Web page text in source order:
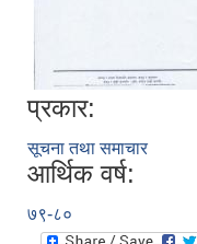
प्रकार:
सूचना तथा समाचार
आर्थिक वर्ष:
७९-८०